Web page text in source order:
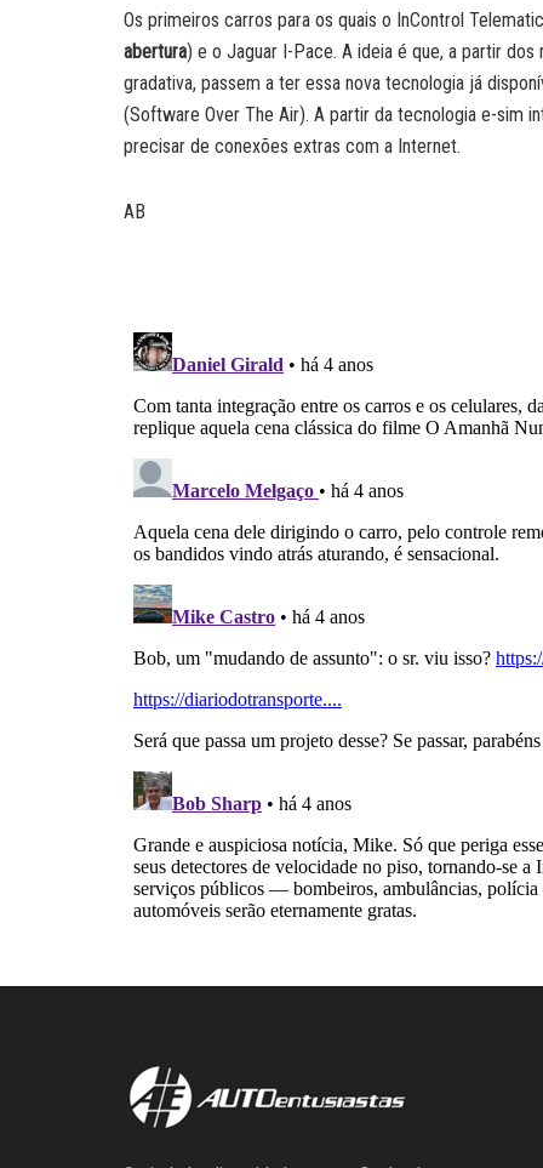
Os primeiros carros para os quais o InControl
abertura) e o Jaguar I-Pace. A ideia é que, a partir
gradativa, passem a ter essa nova tecnologia já
(Software Over The Air). A partir da tecnologia e-sim
precisar de conexões extras com a Internet.
AB